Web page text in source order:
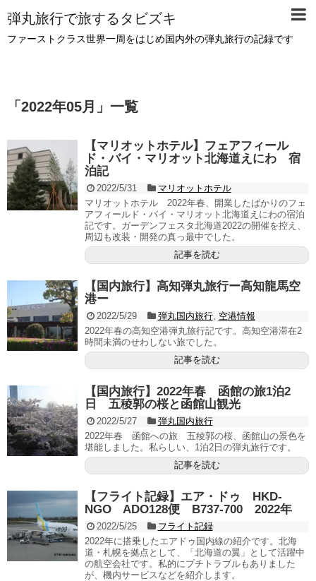
弾丸旅行で旅するタビズキ
ファーストクラス世界一周をはじめ国内外の弾丸旅行の記録です
「 2022年05月 」 一覧
【マリオットホテル】フェアフィール
ド・バイ・マリオット北海道えにわ 宿
泊記
2022/5/31
マリオットホテル
マリオットホテル 2022年春、開業したばかりのフェ
アフィールド・バイ・マリオット北海道えにわの宿泊
記です。ガーデンフェスタ北海道2022の開催を控え、
周辺も改装・開発の真っ最中でした。
記事を読む
【国内旅行】高知弾丸旅行ー高知龍馬空
港ー
2022/5/29 弾丸国内旅行, 空港情報
2022年春の高知空港弾丸旅行記です。高知空港滞在2
時間未満のせわしない旅でした。
記事を読む
【国内旅行】2022年春 函館の旅1泊2
日 五稜郭の桜と函館山観光
2022/5/27
弾丸国内旅行
2022年春 函館への旅 五稜郭の桜、函館山の景色を
堪能しました。私らしい、1泊2日の弾丸旅行です。
記事を読む
【フライト記録】エア・ドゥ HKD-
NGO ADO128便 B737-700 2022年
2022/5/25
フライト記録
2022年に搭乗したエアドゥ国内線の紹介です。北海
道・札幌を拠点として、「北海道の翼」として活躍中
の航空会社です。私的にプチトラブルもありました
が、機内サービスなどを紹介します。